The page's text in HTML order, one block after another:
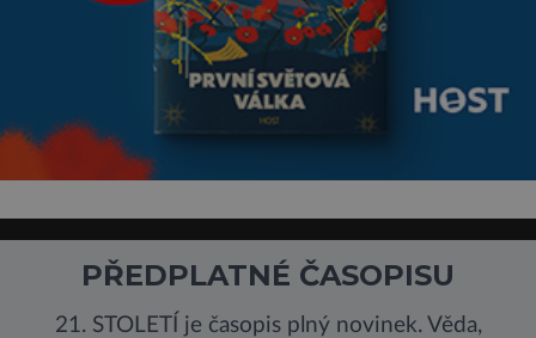
PŘEDPLATNÉ ČASOPISU
21. STOLETÍ je časopis plný novinek. Věda,